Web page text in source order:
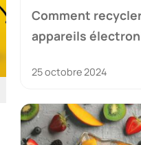
Comment
appareils
25 octobre 2024